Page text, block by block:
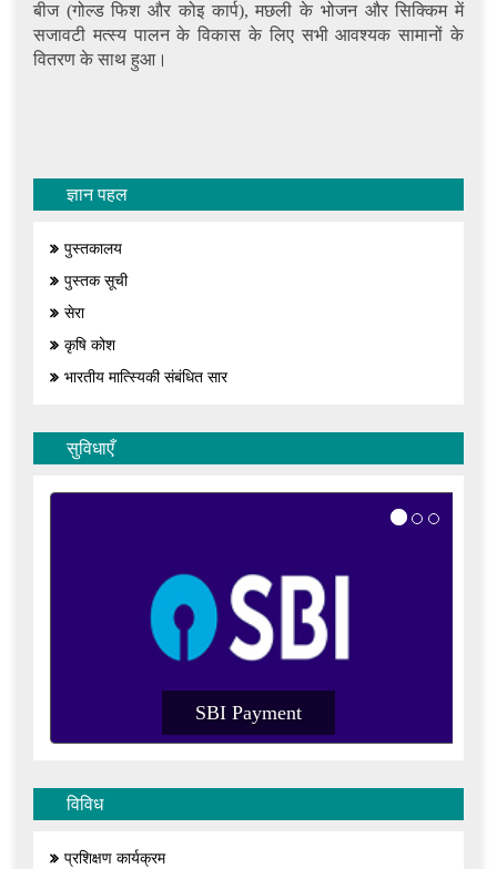
बीज (गोल्ड फिश और कोइ कार्प), मछली के भोजन और सिक्किम में
सजावटी मत्स्य पालन के विकास के लिए सभी आवश्यक सामानों के
वितरण के साथ हुआ।
ज्ञान पहल
पुस्तकालय
पुस्तक सूची
सेरा
कृषि कोश
भारतीय मात्स्यिकी संबंधित सार
सुविधाएँ
SBI Payment
विविध
प्रशिक्षण कार्यक्रम